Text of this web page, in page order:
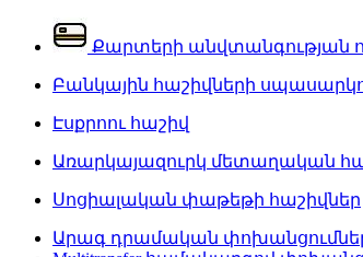
Քարտերի անվտանգության
Բանկային հաշիվների
Էսքրոու հաշիվ
Առարկայազուրկ մետաղական
Սոցիալական փաթեթի հաշիվներ
Արագ դրամական